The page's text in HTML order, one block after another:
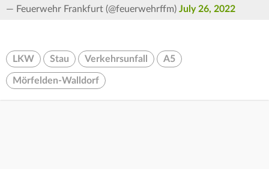
— Feuerwehr Frankfurt (@feuerwehrffm) July 26, 2022
LKW Stau Verkehrsunfall A5
Mörfelden-Walldorf